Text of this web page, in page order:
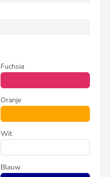
Fuchsia
Oranje
Wit
Blauw